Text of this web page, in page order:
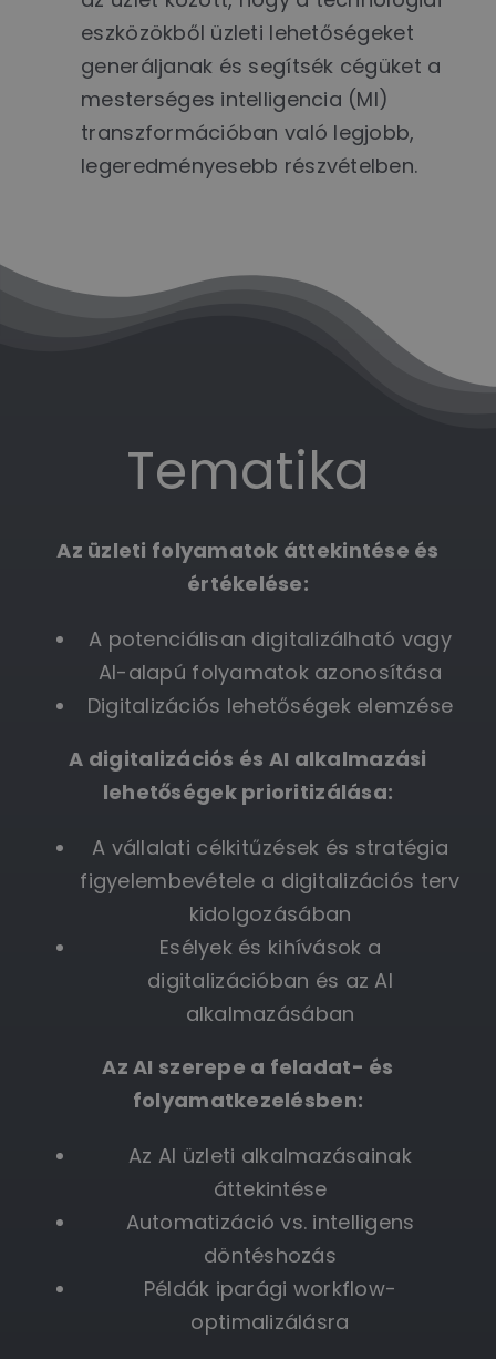
eszközökből üzleti lehetőségeket
generáljanak és segítsék cégüket a
mesterséges intelligencia (MI)
transzformációban való legjobb,
legeredményesebb részvételben.
Tematika
Az üzleti folyamatok áttekintése és
értékelése:
A potenciálisan digitalizálható vagy
AI-alapú folyamatok azonosítása
Digitalizációs lehetőségek elemzése
A digitalizációs és AI alkalmazási
lehetőségek prioritizálása:
A vállalati célkitűzések és stratégia
figyelembevétele a digitalizációs terv
kidolgozásában
Esélyek és kihívások a
digitalizációban és az AI
alkalmazásában
Az AI szerepe a feladat- és
folyamatkezelésben:
Az AI üzleti alkalmazásainak
áttekintése
Automatizáció vs. intelligens
döntéshozás
Példák iparági workflow-
optimalizálásra